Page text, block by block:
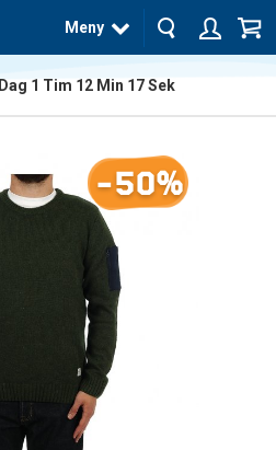
Meny
Dag 1 Tim 12Min 17Sek
-50%